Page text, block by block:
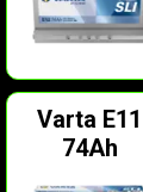
Varta E11
74Ah